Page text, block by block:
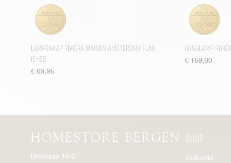
Lampenkap Rivièra Maison Amsterdam Flax
15×60
€ 69,95
Hanglamp
€ 159,00
Breelaan 16-2
Shop
Collectie